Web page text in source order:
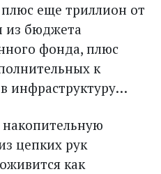
еще триллион от
из бюджета
фонда, плюс
к
инфраструктуру…
накопительную
цепких рук
как